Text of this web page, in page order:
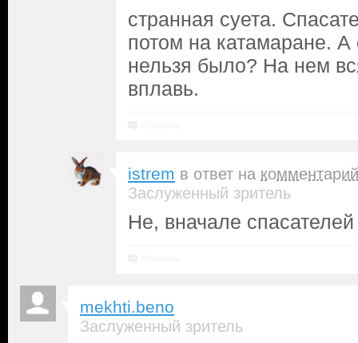
странная суета.
потом на катамаране. А
нельзя было? На нем
вплавь.
istrem в ответ на комментарий
Заслуженный зритель
Не, вначале
mekhti.beno
Заслуженный зритель